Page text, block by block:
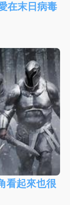
在末日病毒
看起來也很